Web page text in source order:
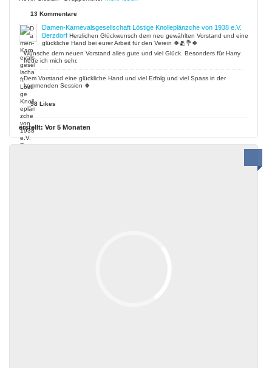
13 Kommentare
Damen-Karnevalsgesellschaft Löstige Knolleplänzche von 1938 e.V.
Berzdorf Herzlichen Glückwunsch dem neu gewählten Vorstand und eine
glückliche Hand bei eurer Arbeit für den Verein 🍀🫂💐🍀
Wünsche dem neuen Vorstand alles gute und viel Glück. Besonders für Harry
freue ich mich sehr.
Dem Vorstand eine glückliche Hand und viel Erfolg und viel Spass in der
kommenden Session 🍀
58 Likes
erstellt: Vor 5 Monaten